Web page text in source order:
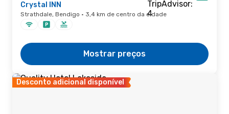
Crystal INN
Strathdale, Bendigo · 3,4 km de centro da cidade
Mostrar preços
Desconto adicional disponível